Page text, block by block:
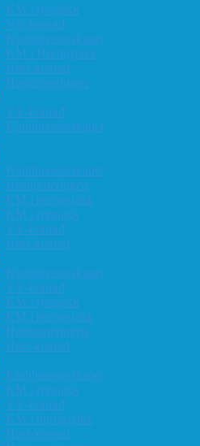
KM i lynsjakk
Vår-konrad
Klubbmesterskapet
KM i Hurtigsjakk
Høst-konrad
Høstturneringen
Vår-konrad
Klubbmesterskapet
Klubbmesterskapet
Høstturneringen
KM i hurtigsjakk
KM i lynsjakk
Vår-konrad
Høst-konrad
Klubbmesterskapet
Vår-konrad
KM i lynsjakk
KM i hurtigsjakk
Høstturneringen
Høst-konrad
Klubbmesterskapet
KM i lynsjakk
Vår-konrad
KM i hurtigsjakk
Høst-konrad